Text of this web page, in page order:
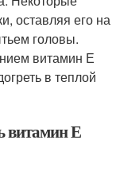
оставляя его на
головы.
витамин Е
в теплой
витамин Е